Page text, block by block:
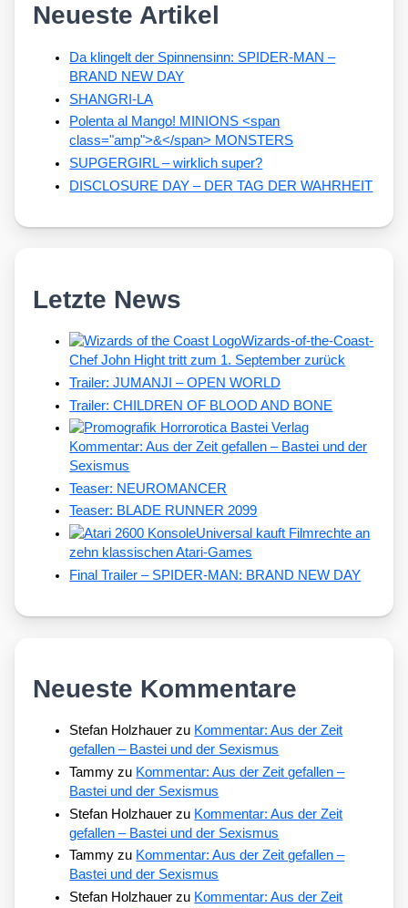
Neueste Artikel
Da klingelt der Spinnensinn: SPIDER-MAN –
BRAND NEW DAY
SHANGRI-LA
Polenta al Mango! MINIONS <span
class="amp">&</span> MONSTERS
SUPGERGIRL – wirklich super?
DISCLOSURE DAY – DER TAG DER WAHRHEIT
Letzte News
Wizards-of-the-Coast-
Chef John Hight tritt zum 1. September zurück
Trailer: JUMANJI – OPEN WORLD
Trailer: CHILDREN OF BLOOD AND BONE
Kommentar: Aus der Zeit gefallen – Bastei und der
Sexismus
Teaser: NEUROMANCER
Teaser: BLADE RUNNER 2099
Universal kauft Filmrechte an
zehn klassischen Atari-Games
Final Trailer – SPIDER-MAN: BRAND NEW DAY
Neueste Kommentare
Stefan Holzhauer zu Kommentar: Aus der Zeit
gefallen – Bastei und der Sexismus
Tammy zu Kommentar: Aus der Zeit gefallen –
Bastei und der Sexismus
Stefan Holzhauer zu Kommentar: Aus der Zeit
gefallen – Bastei und der Sexismus
Tammy zu Kommentar: Aus der Zeit gefallen –
Bastei und der Sexismus
Stefan Holzhauer zu Kommentar: Aus der Zeit